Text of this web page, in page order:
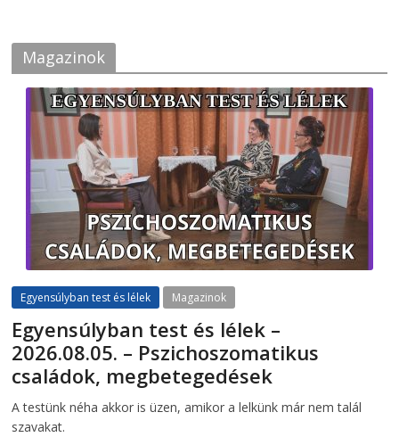
Magazinok
Egyensúlyban test és lélek Magazinok
Egyensúlyban test és lélek –
2026.08.05. – Pszichoszomatikus
családok, megbetegedések
A testünk néha akkor is üzen, amikor a lelkünk már nem talál
szavakat.